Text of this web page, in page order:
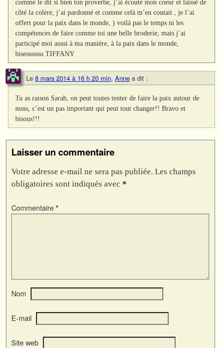
comme le dit si bien ton proverbe, j’ai écouté mon coeur et laissé de
côté la colère, j’ai pardonné et comme celà m’en coutait , je l’ai
offert pour la paix dans le monde, ) voilà pas le temps ni les
compétences de faire comme toi une belle broderie, mais j’ai
participé moi aussi à ma manière, à la paix dans le monde,
bisesssssss TIFFANY
Le 8 mars 2014 à 16 h 20 min, Anne a dit :
Tu as raison Sarah, on peut toutes tenter de faire la paix autour de
nous, c’est un pas important qui peut tout changer!! Bravo et
bisous!!!
Laisser un commentaire
Votre adresse e-mail ne sera pas publiée. Les champs
obligatoires sont indiqués avec *
Commentaire *
Nom
E-mail
Site web